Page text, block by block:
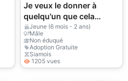
Je veux le donner à
quelqu'un que cela
pourrait intéresser.
Jeune (6 mois - 2 ans)
Mâle
Non éduqué
Adoption Gratuite
Siamois
1205 vues